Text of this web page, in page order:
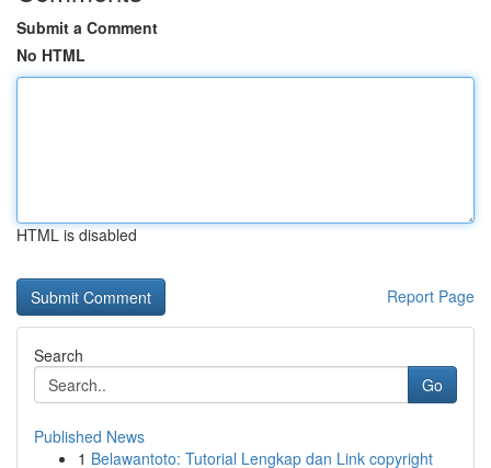
Submit a Comment
No HTML
HTML is disabled
Report Page
Search
Go
Published News
1 Belawantoto: Tutorial Lengkap dan Link copyright